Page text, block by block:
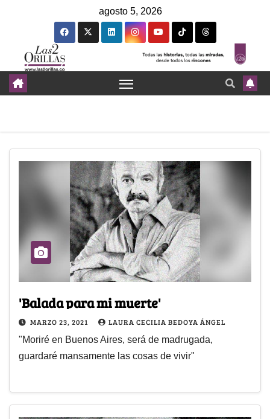
agosto 5, 2026
'Balada para mi muerte'
MARZO 23, 2021 LAURA CECILIA BEDOYA ÁNGEL
"Moriré en Buenos Aires, será de madrugada,
guardaré mansamente las cosas de vivir"